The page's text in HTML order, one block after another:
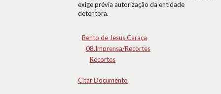
exige prévia autorização da entidade
detentora.
Bento de Jesus Caraça
08.Imprensa/Recortes
Recortes
Citar Documento